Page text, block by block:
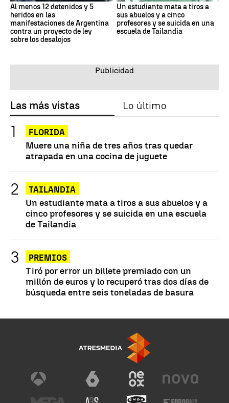
Al menos 12 detenidos y 5
heridos en las
manifestaciones de Argentina
contra un proyecto de ley
sobre los desalojos
Un estudiante mata a tiros a
sus abuelos y a cinco
profesores y se suicida en una
escuela de Tailandia
Las más vistas Lo último
FLORIDA
Muere una niña de tres años tras quedar
atrapada en una cocina de juguete
TAILANDIA
Un estudiante mata a tiros a sus abuelos y a
cinco profesores y se suicida en una escuela
de Tailandia
PREMIOS
Tiró por error un billete premiado con un
millón de euros y lo recuperó tras dos días de
búsqueda entre seis toneladas de basura